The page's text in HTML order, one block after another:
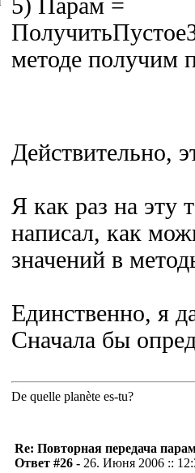
5) Парам =
методе получим
Действительно,
Я как раз на эту
написал, как
значений в
Единственно, я
Сначала бы
De quelle planète es-tu?
Re: Повторная передача
Ответ #26 - 26. Июня 2006 ::